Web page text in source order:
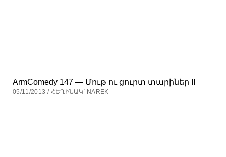
ArmComedy 147 — Մութ ու ցուրտ տարիներ II
05/11/2013 / ՀԵՂԻՆԱԿ՝ NAREK